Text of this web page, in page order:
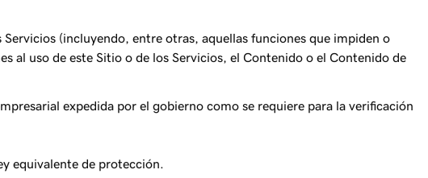
(incluyendo, entre otras, aquellas funciones que impiden o
al uso de este Sitio o de los Servicios, el Contenido o el Contenido de
expedida por el gobierno como se requiere para la verificación
equivalente de protección.